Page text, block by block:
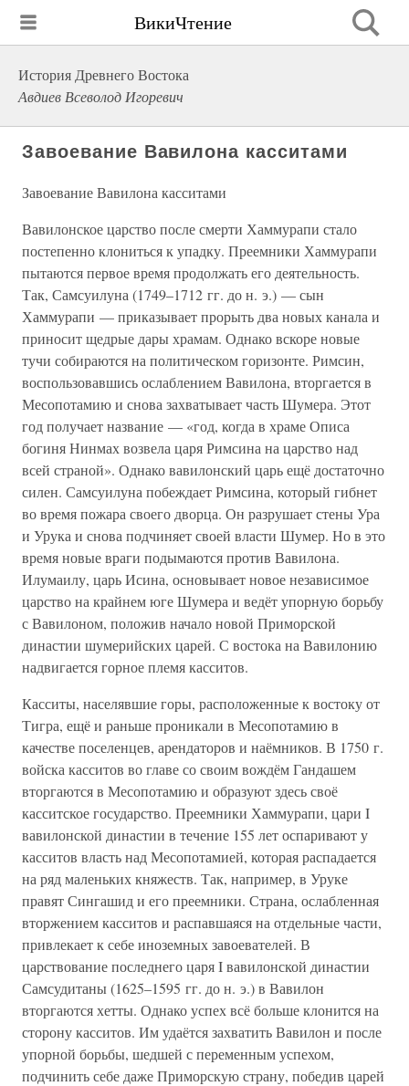
ВикиЧтение
История Древнего Востока
Авдиев Всеволод Игоревич
Завоевание Вавилона касситами
Завоевание Вавилона касситами
Вавилонское царство после смерти Хаммурапи стало
постепенно клониться к упадку. Преемники Хаммурапи
пытаются первое время продолжать его деятельность.
Так, Самсуилуна (1749–1712 гг. до н. э.) — сын
Хаммурапи — приказывает прорыть два новых канала и
приносит щедрые дары храмам. Однако вскоре новые
тучи собираются на политическом горизонте. Римсин,
воспользовавшись ослаблением Вавилона, вторгается в
Месопотамию и снова захватывает часть Шумера. Этот
год получает название — «год, когда в храме Описа
богиня Нинмах возвела царя Римсина на царство над
всей страной». Однако вавилонский царь ещё достаточно
силен. Самсуилуна побеждает Римсина, который гибнет
во время пожара своего дворца. Он разрушает стены Ура
и Урука и снова подчиняет своей власти Шумер. Но в это
время новые враги подымаются против Вавилона.
Илумаилу, царь Исина, основывает новое независимое
царство на крайнем юге Шумера и ведёт упорную борьбу
с Вавилоном, положив начало новой Приморской
династии шумерийских царей. С востока на Вавилонию
надвигается горное племя касситов.
Касситы, населявшие горы, расположенные к востоку от
Тигра, ещё и раньше проникали в Месопотамию в
качестве поселенцев, арендаторов и наёмников. В 1750 г.
войска касситов во главе со своим вождём Гандашем
вторгаются в Месопотамию и образуют здесь своё
касситское государство. Преемники Хаммурапи, цари I
вавилонской династии в течение 155 лет оспаривают у
касситов власть над Месопотамией, которая распадается
на ряд маленьких княжеств. Так, например, в Уруке
правят Сингашид и его преемники. Страна, ослабленная
вторжением касситов и распавшаяся на отдельные части,
привлекает к себе иноземных завоевателей. В
царствование последнего царя I вавилонской династии
Самсудитаны (1625–1595 гг. до н. э.) в Вавилон
вторгаются хетты. Однако успех всё больше клонится на
сторону касситов. Им удаётся захватить Вавилон и после
упорной борьбы, шедшей с переменным успехом,
подчинить себе даже Приморскую страну, победив царей